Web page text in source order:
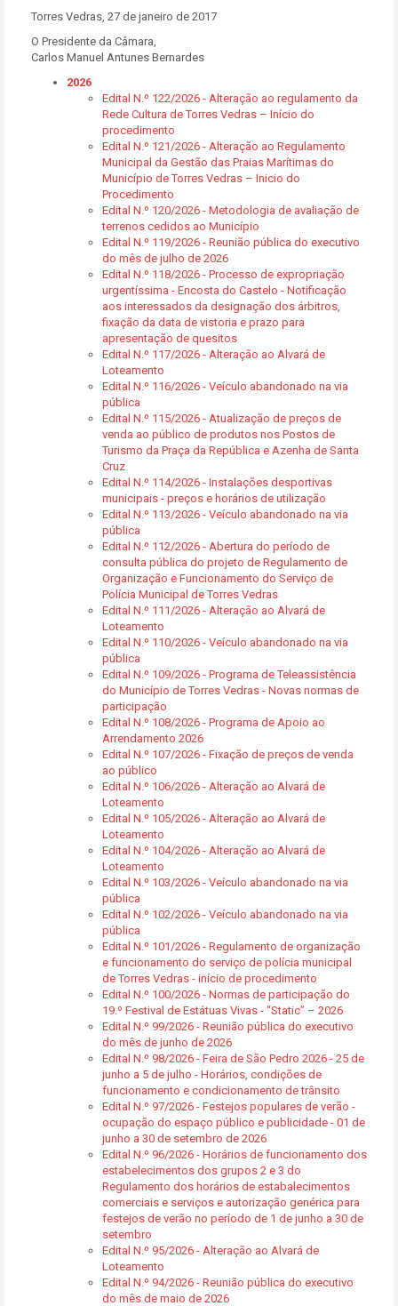
Torres Vedras, 27 de janeiro de 2017
O Presidente da Câmara,
Carlos Manuel Antunes Bernardes
2026
Edital N.º 122/2026 - Alteração ao regulamento da
Rede Cultura de Torres Vedras – Início do
procedimento
Edital N.º 121/2026 - Alteração ao Regulamento
Municipal da Gestão das Praias Marítimas do
Município de Torres Vedras – Inicio do
Procedimento
Edital N.º 120/2026 - Metodologia de avaliação de
terrenos cedidos ao Município
Edital N.º 119/2026 - Reunião pública do executivo
do mês de julho de 2026
Edital N.º 118/2026 - Processo de expropriação
urgentíssima - Encosta do Castelo - Notificação
aos interessados da designação dos árbitros,
fixação da data de vistoria e prazo para
apresentação de quesitos
Edital N.º 117/2026 - Alteração ao Alvará de
Loteamento
Edital N.º 116/2026 - Veículo abandonado na via
pública
Edital N.º 115/2026 - Atualização de preços de
venda ao público de produtos nos Postos de
Turismo da Praça da República e Azenha de Santa
Cruz
Edital N.º 114/2026 - Instalações desportivas
municipais - preços e horários de utilização
Edital N.º 113/2026 - Veículo abandonado na via
pública
Edital N.º 112/2026 - Abertura do período de
consulta pública do projeto de Regulamento de
Organização e Funcionamento do Serviço de
Polícia Municipal de Torres Vedras
Edital N.º 111/2026 - Alteração ao Alvará de
Loteamento
Edital N.º 110/2026 - Veículo abandonado na via
pública
Edital N.º 109/2026 - Programa de Teleassistência
do Município de Torres Vedras - Novas normas de
participação
Edital N.º 108/2026 - Programa de Apoio ao
Arrendamento 2026
Edital N.º 107/2026 - Fixação de preços de venda
ao público
Edital N.º 106/2026 - Alteração ao Alvará de
Loteamento
Edital N.º 105/2026 - Alteração ao Alvará de
Loteamento
Edital N.º 104/2026 - Alteração ao Alvará de
Loteamento
Edital N.º 103/2026 - Veículo abandonado na via
pública
Edital N.º 102/2026 - Veículo abandonado na via
pública
Edital N.º 101/2026 - Regulamento de organização
e funcionamento do serviço de polícia municipal
de Torres Vedras - início de procedimento
Edital N.º 100/2026 - Normas de participação do
19.º Festival de Estátuas Vivas - “Static” – 2026
Edital N.º 99/2026 - Reunião pública do executivo
do mês de junho de 2026
Edital N.º 98/2026 - Feira de São Pedro 2026 - 25 de
junho a 5 de julho - Horários, condições de
funcionamento e condicionamento de trânsito
Edital N.º 97/2026 - Festejos populares de verão -
ocupação do espaço público e publicidade - 01 de
junho a 30 de setembro de 2026
Edital N.º 96/2026 - Horários de funcionamento dos
estabelecimentos dos grupos 2 e 3 do
Regulamento dos horários de estabalecimentos
comerciais e serviços e autorização genérica para
festejos de verão no período de 1 de junho a 30 de
setembro
Edital N.º 95/2026 - Alteração ao Alvará de
Loteamento
Edital N.º 94/2026 - Reunião pública do executivo
do mês de maio de 2026